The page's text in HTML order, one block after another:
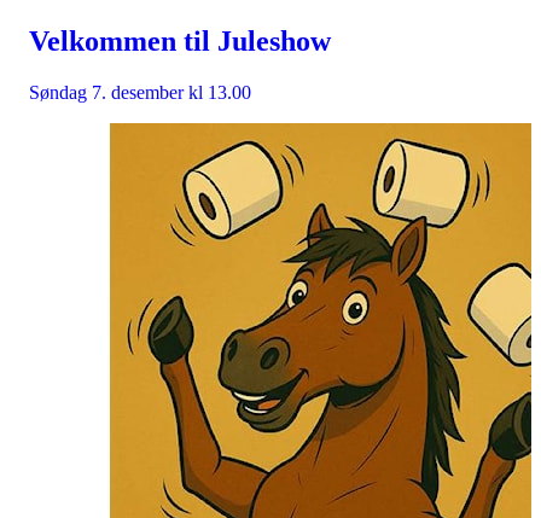
Velkommen til Juleshow
Søndag 7. desember kl 13.00